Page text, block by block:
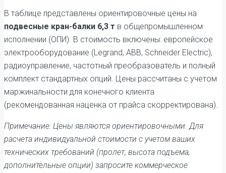
В таблице представлены ориентировочные цены на
подвесные кран-балки 6,3 т в общепромышленном
исполнении (ОПИ). В стоимость включены: европейское
электрооборудование (Legrand, ABB, Schneider Electric),
радиоуправление, частотный преобразователь и полный
комплект стандартных опций. Цены рассчитаны с учетом
маржинальности для конечного клиента
(рекомендованная наценка от прайса скорректирована).
Примечание: Цены являются ориентировочными. Для
расчета индивидуальной стоимости с учетом ваших
технических требований (пролет, высота подъема,
дополнительные опции) запросите коммерческое